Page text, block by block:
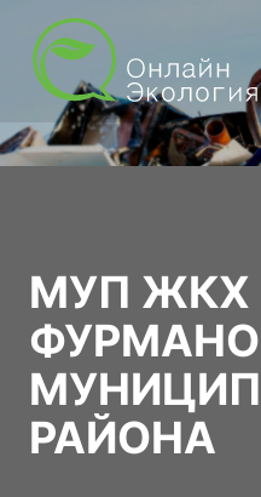
МУП ЖКХ
РАЙОНА